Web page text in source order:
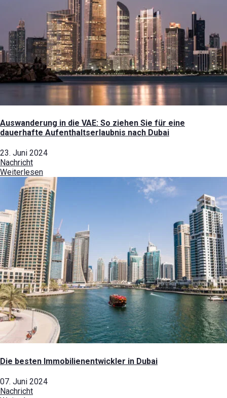
Auswanderung in die VAE: So ziehen Sie für eine
dauerhafte Aufenthaltserlaubnis nach Dubai
23. Juni 2024
Nachricht
Weiterlesen
Die besten Immobilienentwickler in Dubai
07. Juni 2024
Nachricht